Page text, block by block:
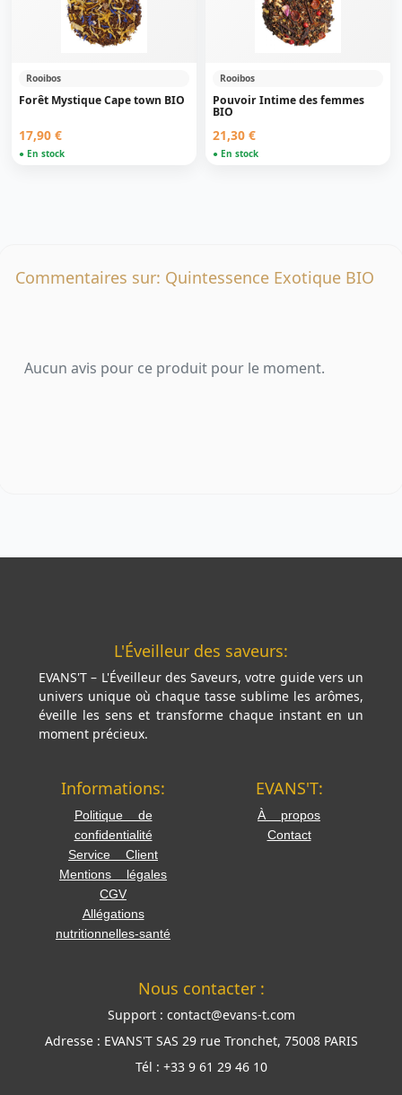
Rooibos
Forêt Mystique Cape town BIO
17,90 €
● En stock
Rooibos
Pouvoir Intime des femmes
BIO
21,30 €
● En stock
Commentaires sur: Quintessence Exotique BIO
Aucun avis pour ce produit pour le moment.
L'Éveilleur des saveurs:
EVANS'T – L'Éveilleur des Saveurs, votre guide vers un
univers unique où chaque tasse sublime les arômes,
éveille les sens et transforme chaque instant en un
moment précieux.
Informations:
Politique de
confidentialité
Service Client
Mentions légales
CGV
Allégations
nutritionnelles-santé
EVANS'T:
À propos
Contact
Nous contacter :
Support : contact@evans-t.com
Adresse : EVANS'T SAS 29 rue Tronchet, 75008 PARIS
Tél : +33 9 61 29 46 10